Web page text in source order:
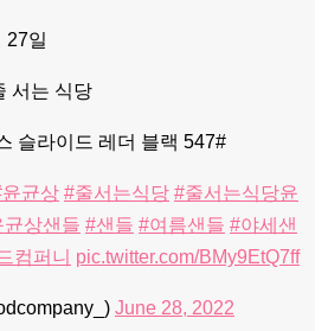
27일
서는 식당
슬라이드 레더 블랙 547#
균상 #줄서는식당 #줄서는식당윤
균상샌들 #샌들 #여름샌들 #야세샌
컴퍼니 pic.twitter.com/BMy9EtQ7ff
June 28, 2022